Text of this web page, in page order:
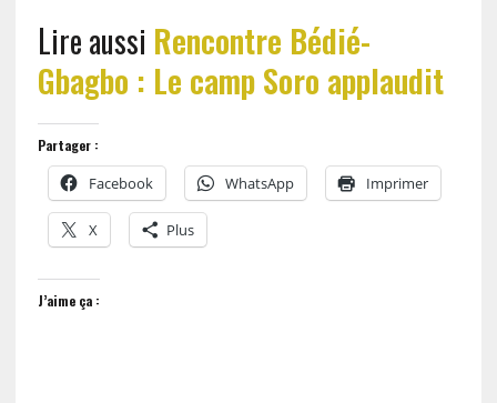
Lire aussi Rencontre Bédié-
Gbagbo : Le camp Soro applaudit
Partager :
Facebook WhatsApp Imprimer
X Plus
J’aime ça :